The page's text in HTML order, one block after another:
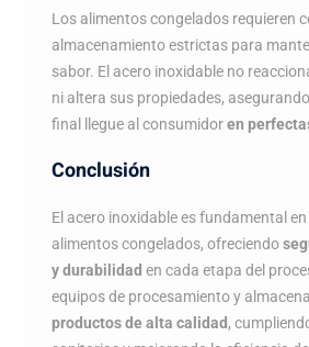
Los alimentos congelados requieren
almacenamiento estrictas para
sabor. El acero inoxidable no
ni altera sus propiedades,
final llegue al consumidoren
Conclusión
El acero inoxidable es fundamental
alimentos congelados, ofreciendo
y durabilidad en cada etapa del
equipos de procesamiento y
productos de alta calidad,